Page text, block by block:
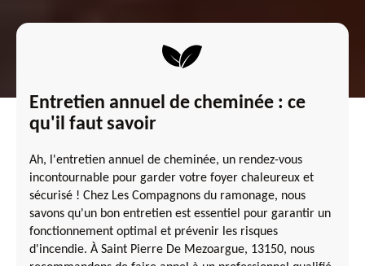
Entretien annuel de cheminée : ce
qu'il faut savoir
Ah, l'entretien annuel de cheminée, un rendez-vous
incontournable pour garder votre foyer chaleureux et
sécurisé ! Chez Les Compagnons du ramonage, nous
savons qu'un bon entretien est essentiel pour garantir un
fonctionnement optimal et prévenir les risques
d'incendie. À Saint Pierre De Mezoargue, 13150, nous